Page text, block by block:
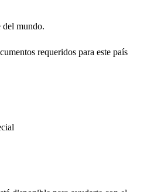
del mundo.
requeridos para este país